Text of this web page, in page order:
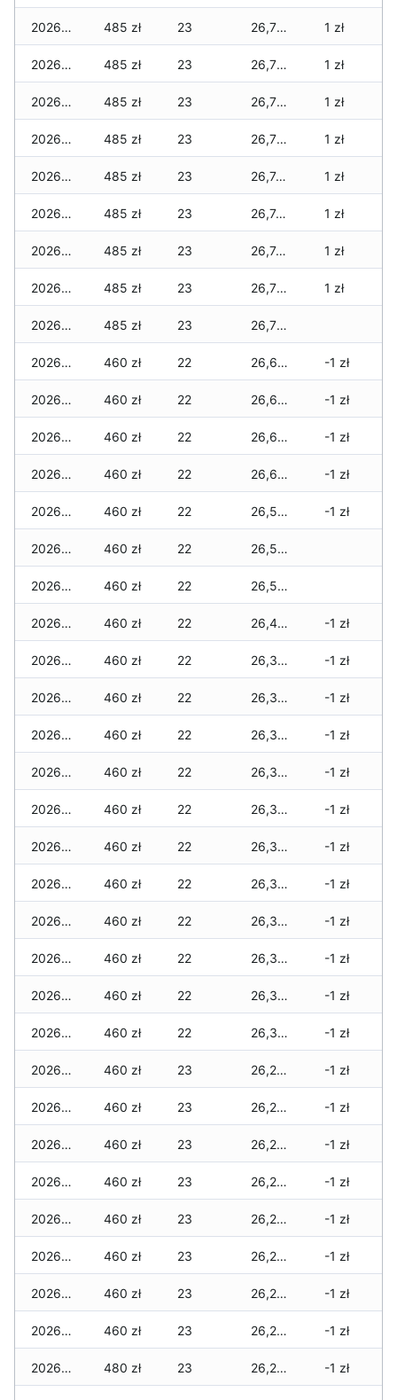
2026-06-20 485 zł 23 26,780 zł 1 zł
2026-06-19 485 zł 23 26,760 zł 1 zł
2026-06-18 485 zł 23 26,760 zł 1 zł
2026-06-17 485 zł 23 26,760 zł 1 zł
2026-06-16 485 zł 23 26,740 zł 1 zł
2026-06-15 485 zł 23 26,740 zł 1 zł
2026-06-14 485 zł 23 26,740 zł 1 zł
2026-06-13 485 zł 23 26,715 zł 1 zł
2026-06-12 485 zł 23 26,715 zł
2026-06-11 460 zł 22 26,690 zł -1 zł
2026-06-10 460 zł 22 26,690 zł -1 zł
2026-06-09 460 zł 22 26,655 zł -1 zł
2026-06-07 460 zł 22 26,640 zł -1 zł
2026-06-06 460 zł 22 26,560 zł -1 zł
2026-06-05 460 zł 22 26,560 zł
2026-06-04 460 zł 22 26,515 zł
2026-06-03 460 zł 22 26,410 zł -1 zł
2026-06-02 460 zł 22 26,385 zł -1 zł
2026-06-01 460 zł 22 26,365 zł -1 zł
2026-05-31 460 zł 22 26,365 zł -1 zł
2026-05-30 460 zł 22 26,365 zł -1 zł
2026-05-29 460 zł 22 26,345 zł -1 zł
2026-05-28 460 zł 22 26,345 zł -1 zł
2026-05-27 460 zł 22 26,345 zł -1 zł
2026-05-26 460 zł 22 26,320 zł -1 zł
2026-05-25 460 zł 22 26,320 zł -1 zł
2026-05-24 460 zł 22 26,320 zł -1 zł
2026-05-23 460 zł 22 26,320 zł -1 zł
2026-05-22 460 zł 23 26,295 zł -1 zł
2026-05-21 460 zł 23 26,295 zł -1 zł
2026-05-20 460 zł 23 26,295 zł -1 zł
2026-05-19 460 zł 23 26,275 zł -1 zł
2026-05-18 460 zł 23 26,275 zł -1 zł
2026-05-17 460 zł 23 26,275 zł -1 zł
2026-05-16 460 zł 23 26,255 zł -1 zł
2026-05-15 460 zł 23 26,255 zł -1 zł
2026-05-14 480 zł 23 26,255 zł -1 zł